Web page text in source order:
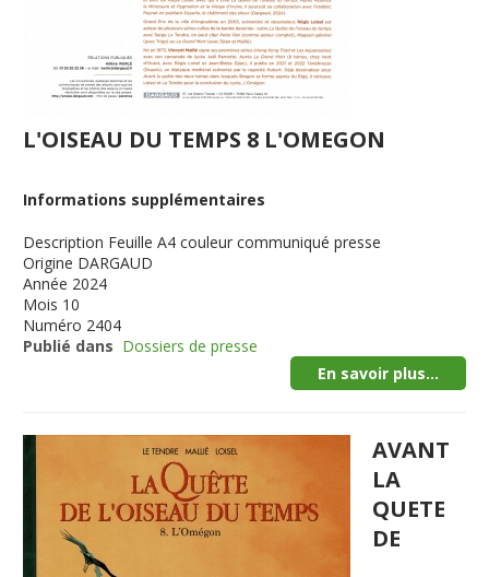
L'OISEAU DU TEMPS 8 L'OMEGON
Informations supplémentaires
Description Feuille A4 couleur communiqué presse
Origine DARGAUD
Année 2024
Mois 10
Numéro 2404
Publié dans Dossiers de presse
En savoir plus...
AVANT
LA
QUETE
DE